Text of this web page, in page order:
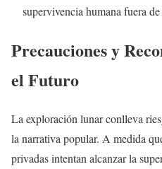
supervivencia humana fuera
Precauciones y
el Futuro
La exploración lunar conlleva
la narrativa popular. A medida
privadas intentan alcanzar la